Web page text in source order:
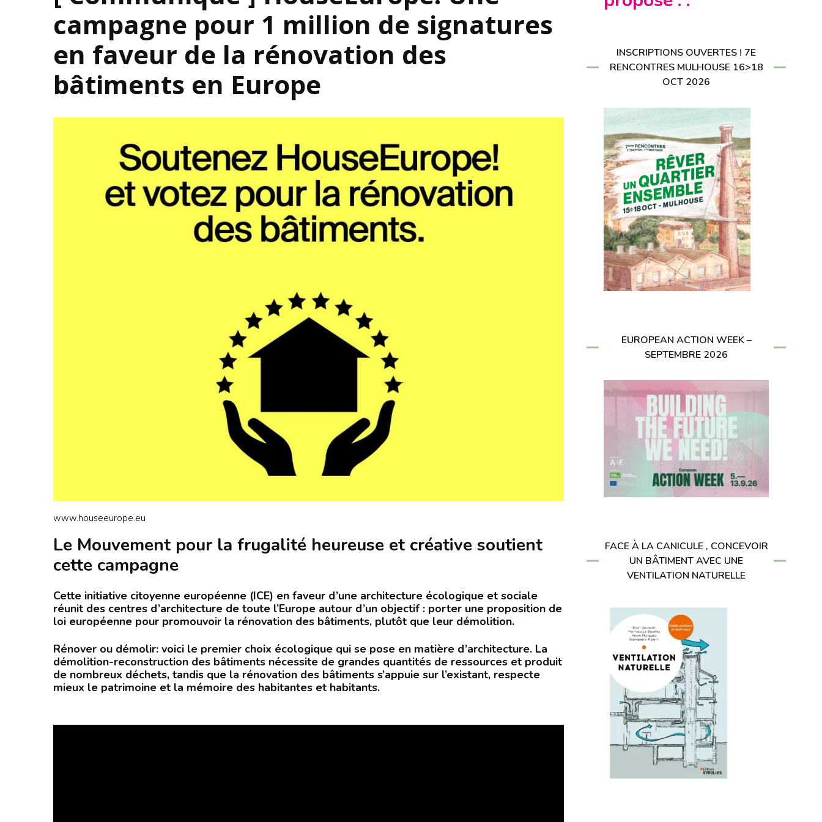
S’INSCRIRE À LA
NEWSLETTER
NEWSLETTER
campagne pour 1 million de signatures
en faveur de la rénovation des
bâtiments en Europe
www.houseeurope.eu
Le Mouvement pour la frugalité heureuse et créative soutient
cette campagne
Cette initiative citoyenne européenne (ICE) en faveur d’une architecture écologique et sociale
réunit des centres d’architecture de toute l’Europe autour d’un objectif : porter une proposition de
loi européenne pour promouvoir la rénovation des bâtiments, plutôt que leur démolition.
Rénover ou démolir: voici le premier choix écologique qui se pose en matière d’architecture. La
démolition-reconstruction des bâtiments nécessite de grandes quantités de ressources et produit
de nombreux déchets, tandis que la rénovation des bâtiments s’appuie sur l’existant, respecte
mieux le patrimoine et la mémoire des habitantes et habitants.
INSCRIPTIONS OUVERTES ! 7E
RENCONTRES MULHOUSE 16>18
OCT 2026
EUROPEAN ACTION WEEK –
SEPTEMBRE 2026
FACE À LA CANICULE , CONCEVOIR
UN BÂTIMENT AVEC UNE
VENTILATION NATURELLE